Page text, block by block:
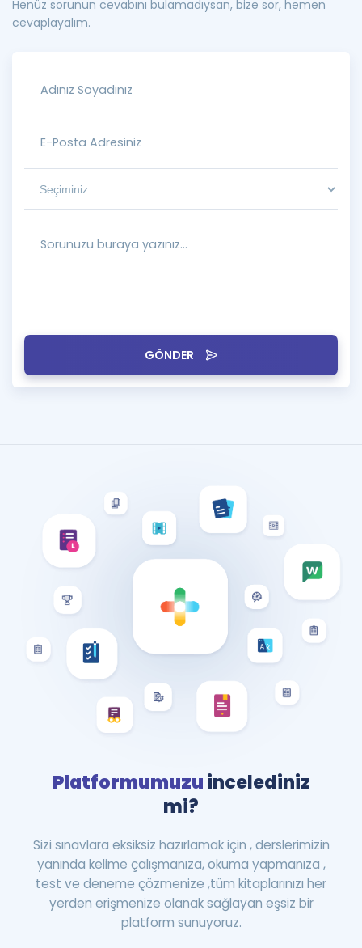
GÖNDER
Henüz sorunun cevabını bulamadıysan, bize sor, hemen
cevaplayalım.
Platformumuzuincelediniz
mi?
Sizi sınavlara eksiksiz hazırlamak için , derslerimizin
yanında kelime çalışmanıza, okuma yapmanıza ,
test ve deneme çözmenize ,tüm kitaplarınızı her
yerden erişmenize olanak sağlayan eşsiz bir
platform sunuyoruz.